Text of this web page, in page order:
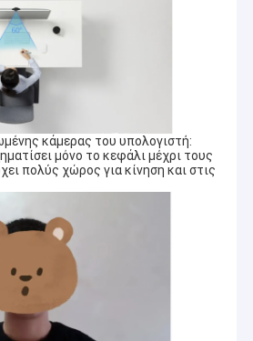
κάμερας του υπολογιστή:
μόνο το κεφάλι μέχρι τους
πολύς χώρος για κίνηση και στις